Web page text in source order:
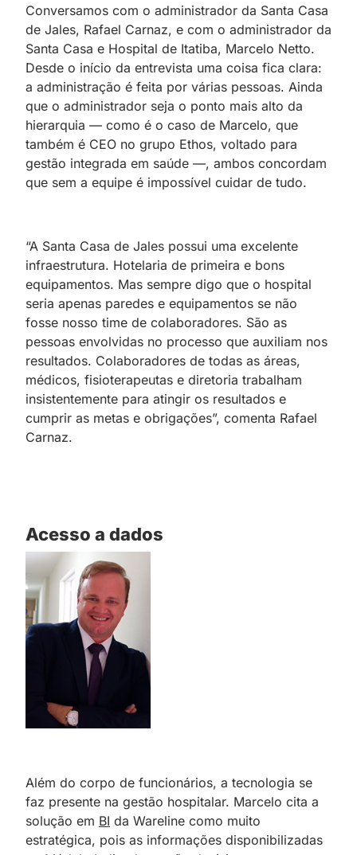
Conversamos com o administrador da Santa Casa
de Jales, Rafael Carnaz, e com o administrador da
Santa Casa e Hospital de Itatiba, Marcelo Netto.
Desde o início da entrevista uma coisa fica clara:
a administração é feita por várias pessoas. Ainda
que o administrador seja o ponto mais alto da
hierarquia — como é o caso de Marcelo, que
também é CEO no grupo Ethos, voltado para
gestão integrada em saúde —, ambos concordam
que sem a equipe é impossível cuidar de tudo.
“A Santa Casa de Jales possui uma excelente
infraestrutura. Hotelaria de primeira e bons
equipamentos. Mas sempre digo que o hospital
seria apenas paredes e equipamentos se não
fosse nosso time de colaboradores. São as
pessoas envolvidas no processo que auxiliam nos
resultados. Colaboradores de todas as áreas,
médicos, fisioterapeutas e diretoria trabalham
insistentemente para atingir os resultados e
cumprir as metas e obrigações”, comenta Rafael
Carnaz.
Acesso a dados
Além do corpo de funcionários, a tecnologia se
faz presente na gestão hospitalar. Marcelo cita a
solução em BI da Wareline como muito
estratégica, pois as informações disponibilizadas